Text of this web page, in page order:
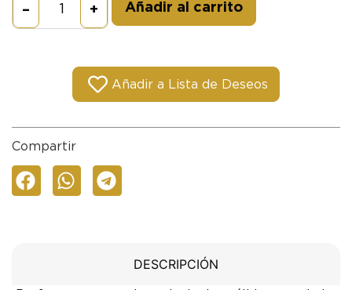
– + Añadir al carrito
Añadir a Lista de Deseos
Compartir
DESCRIPCIÓN